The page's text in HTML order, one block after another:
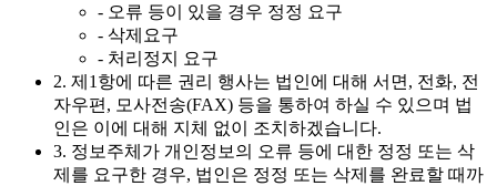
- 오류 등이 있을 경우 정정 요구
- 삭제요구
- 처리정지 요구
2. 제1항에 따른 권리 행사는 법인에 대해 서면, 전화, 전
자우편, 모사전송(FAX) 등을 통하여 하실 수 있으며 법
인은 이에 대해 지체 없이 조치하겠습니다.
3. 정보주체가 개인정보의 오류 등에 대한 정정 또는 삭
제를 요구한 경우, 법인은 정정 또는 삭제를 완료할 때까